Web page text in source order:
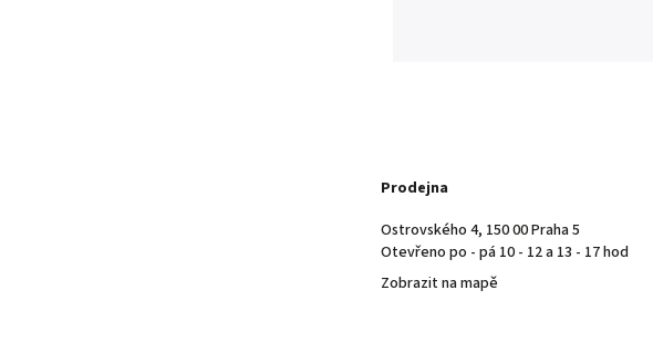
Prodejna
Ostrovského 4, 150 00 Praha 5
Otevřeno po - pá 10 - 12 a 13 - 17 hod
Zobrazit na mapě